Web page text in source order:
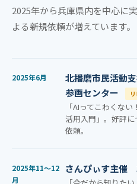
2025年から兵庫県内を中心に
よる新規依頼が増えています。
2025年6月
北播磨市民活動
参画センター
「AIってこわくな
活用入門」。好評
依頼。
2025年11〜12
月
さんぴぃす主催